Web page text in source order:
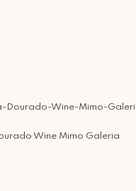
Wine Mimo Galeria